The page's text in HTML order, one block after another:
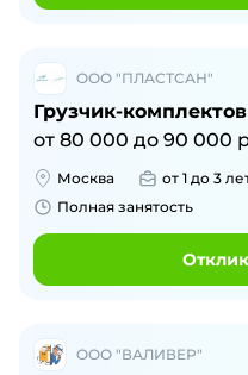
ООО "ПЛАСТСАН"
Грузчик-
от 80 000 до 90 000
Москва от 1 до 3
Полная занятость
ООО "ВАЛИВЕР"